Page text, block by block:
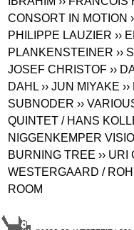
CONSORT IN MOTION
PHILIPPE LAUZIER ››
PLANKENSTEINER ››
JOSEF CHRISTOF ››
DAHL ›› JUN MIYAKE
SUBNODER ››
QUINTET / HANS
NIGGENKEMPER
BURNING TREE ›› URI
WESTERGAARD /
ROOM